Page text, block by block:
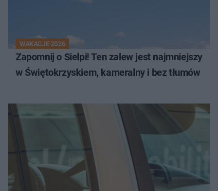
WAKACJE 2026
Zapomnij o Sielpi! Ten zalew jest najmniejszy
w Świętokrzyskiem, kameralny i bez tłumów